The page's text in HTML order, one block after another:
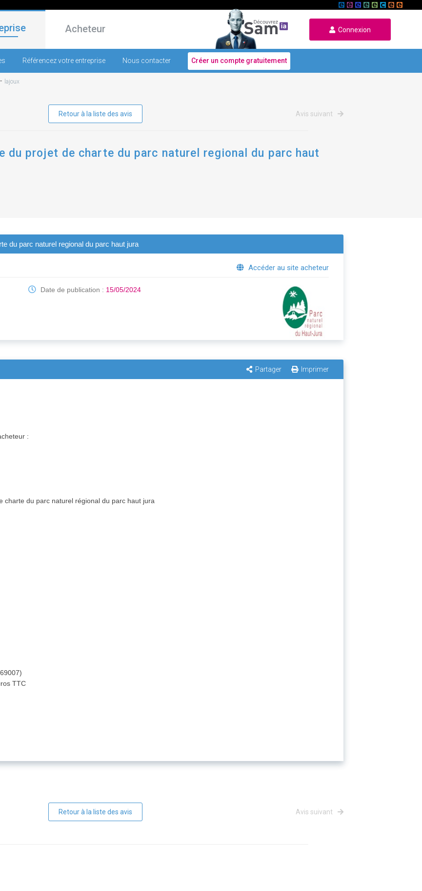
Acheteur Connexion
Référencez votre entreprise Nous contacter Créer un compte gratuitement
- lajoux
Retour à la liste des avis Avis suivant
du projet de charte du parc naturel regional du parc haut
du parc naturel regional du parc haut jura
Accéder au site acheteur
Date de publication : 15/05/2024
Partager Imprimer
:
charte du parc naturel régional du parc haut jura
TTC
Retour à la liste des avis Avis suivant